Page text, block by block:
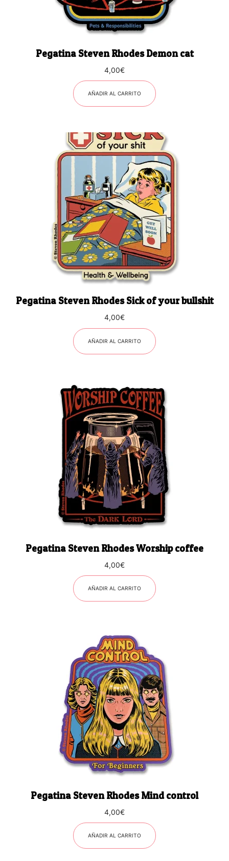
Pegatina Steven Rhodes Demon cat
4,00€
AÑADIR AL CARRITO
Pegatina Steven Rhodes Sick of your bullshit
4,00€
AÑADIR AL CARRITO
Pegatina Steven Rhodes Worship coffee
4,00€
AÑADIR AL CARRITO
Pegatina Steven Rhodes Mind control
4,00€
AÑADIR AL CARRITO